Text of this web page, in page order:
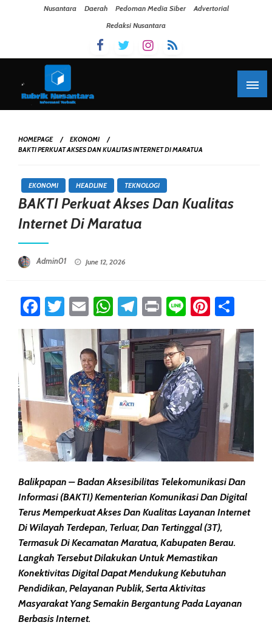
Nusantara Daerah Pedoman Media Siber
Advertorial
Redaksi Nusantara
HOMEPAGE
EKONOMI
BAKTI PERKUAT AKSES DAN KUALITAS INTERNET DI MARATUA
EKONOMI HEADLINE TEKNOLOGI
BAKTI Perkuat Akses Dan Kualitas
Internet Di Maratua
Admin01 June 12, 2026
Facebook
Twitter
EmailWhatsApp
Telegram
PrintLine
Balikpapan – Badan Aksesibilitas Telekomunikasi Dan
Informasi (BAKTI) Kementerian Komunikasi Dan Digital
Terus Memperkuat Akses Dan Kualitas Layanan Internet
Di Wilayah Terdepan, Terluar, Dan Tertinggal (3T),
Termasuk Di Kecamatan Maratua, Kabupaten Berau.
Langkah Tersebut Dilakukan Untuk Memastikan
Konektivitas Digital Dapat Mendukung Kebutuhan
Pendidikan, Pelayanan Publik, Serta Aktivitas
Masyarakat Yang Semakin Bergantung Pada Layanan
Berbasis Internet.